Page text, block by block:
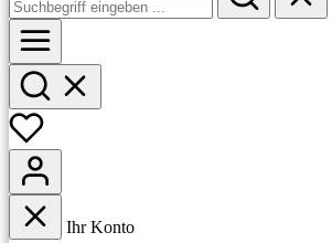
Ihr Konto